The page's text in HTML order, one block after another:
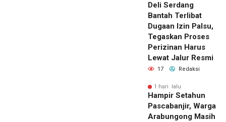
Deli Serdang
Bantah Terlibat
Dugaan Izin Palsu,
Tegaskan Proses
Perizinan Harus
Lewat Jalur Resmi
17 Redaksi
1 hari lalu
Hampir Setahun
Pascabanjir, Warga
Arabungong Masih